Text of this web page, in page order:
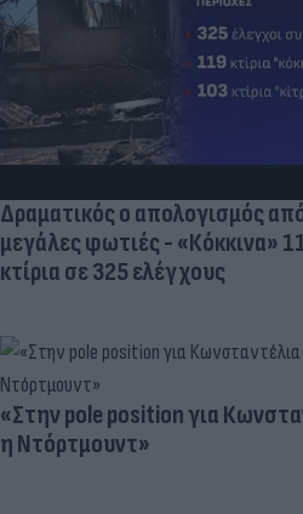
Δραματικός ο απολογισμός
μεγάλες φωτιές - «Κόκκινα»
κτίρια σε 325 ελέγχους
«Στην pole position για
η Ντόρτμουντ»